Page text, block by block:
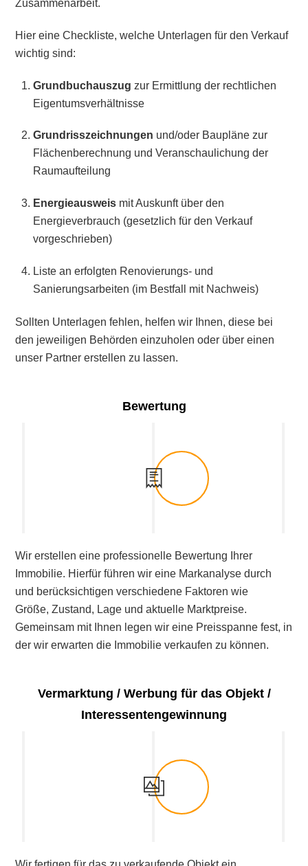
Zusammenarbeit.
Hier eine Checkliste, welche Unterlagen für den Verkauf
wichtig sind:
Grundbuchauszug zur Ermittlung der rechtlichen
Eigentumsverhältnisse
Grundrisszeichnungen und/oder Baupläne zur
Flächenberechnung und Veranschaulichung der
Raumaufteilung
Energieausweis mit Auskunft über den
Energieverbrauch (gesetzlich für den Verkauf
vorgeschrieben)
Liste an erfolgten Renovierungs- und
Sanierungsarbeiten (im Bestfall mit Nachweis)
Sollten Unterlagen fehlen, helfen wir Ihnen, diese bei
den jeweiligen Behörden einzuholen oder über einen
unser Partner erstellen zu lassen.
Bewertung
Wir erstellen eine professionelle Bewertung Ihrer
Immobilie. Hierfür führen wir eine Markanalyse durch
und berücksichtigen verschiedene Faktoren wie
Größe,Zustand, Lage undaktuelle Marktpreise.
Gemeinsam mit Ihnen legen wir eine Preisspanne fest, in
der wir erwarten die Immobilie verkaufen zu können.
Vermarktung / Werbung für das Objekt /
Interessentengewinnung